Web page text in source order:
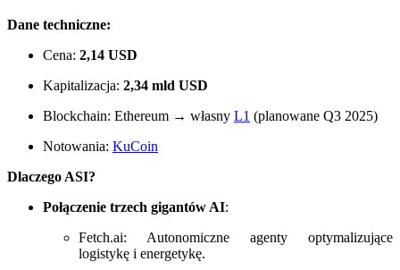
Dane techniczne:
Cena: 2,14 USD
Kapitalizacja: 2,34 mld USD
Blockchain: Ethereum → własny L1 (planowane Q3 2025)
Notowania: KuCoin
Dlaczego ASI?
Połączenie trzech gigantów AI:
Fetch.ai: Autonomiczne agenty optymalizujące
logistykę i energetykę.